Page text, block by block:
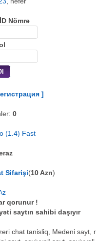
Nömrə
]
0
(1.4) Fast
Sifarişi(10 Azn)
qorunur !
saytın sahibi daşıyır
chat tanisliq, Medeni